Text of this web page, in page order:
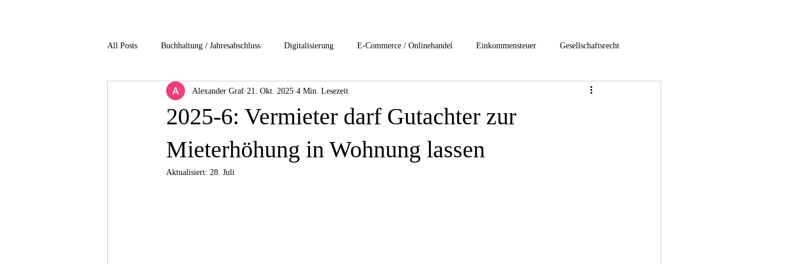
All Posts Buchhaltung / Jahresabschluss Digitalisierung E-Commerce / Onlinehandel Einkommensteuer Gesellschaftsrecht
Gesundheitsbranche Immobilienbesteuerung Internationales Steuerrecht
non profit / Gemeinnuetzigkeit Privat Clients Services start-ups / Unternehmensgründung
2025-6: Vermieter darf Gutachter zur
Mieterhöhung in Wohnung lassen
Alexander Graf 21. Okt. 2025 4 Min. Lesezeit
Aktualisiert: 28. Juli